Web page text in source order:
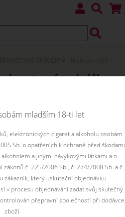
spirálky
skadem
mladším 18-ti let
elektronických cigaret a alkoholu osobám
Sb. o opatřeních k ochraně před škodami
a jinými návykovými látkami a o
č. 225/2006 Sb., č. 274/2008 Sb. a č.
zákazník, který uskuteční objednávku
v procesu objednávání zadat svůj skutečný
přepravní společností při dodávce
zboží.